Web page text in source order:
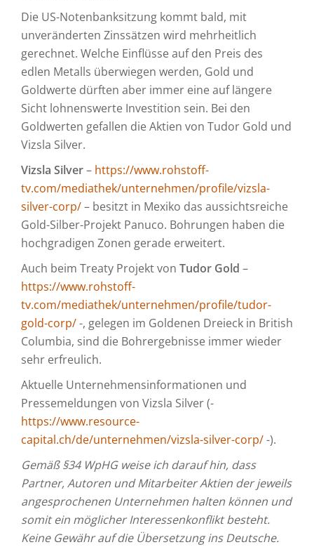
Die US-Notenbanksitzung kommt bald, mit
unveränderten Zinssätzen wird mehrheitlich
gerechnet. Welche Einflüsse auf den Preis des
edlen Metalls überwiegen werden, Gold und
Goldwerte dürften aber immer eine auf längere
Sicht lohnenswerte Investition sein. Bei den
Goldwerten gefallen die Aktien von Tudor Gold und
Vizsla Silver.
Vizsla Silver– https://www.rohstoff-
tv.com/mediathek/unternehmen/profile/vizsla-
silver-corp/– besitzt in Mexiko das aussichtsreiche
Gold-Silber-Projekt Panuco. Bohrungen haben die
hochgradigen Zonen gerade erweitert.
Auch beim Treaty Projekt von Tudor Gold –
https://www.rohstoff-
tv.com/mediathek/unternehmen/profile/tudor-
gold-corp/-, gelegen im Goldenen Dreieck in British
Columbia, sind die Bohrergebnisse immer wieder
sehr erfreulich.
​Aktuelle Unternehmensinformationen und
Pressemeldungen von Vizsla Silver (-
https://www.resource-
capital.ch/de/unternehmen/vizsla-silver-corp/-).
Gemäß §34 WpHG weise ich darauf hin, dass
Partner, Autoren und Mitarbeiter Aktien der jeweils
angesprochenen Unternehmen halten können und
somit ein möglicher Interessenkonflikt besteht.
Keine Gewähr auf die Übersetzung ins Deutsche.